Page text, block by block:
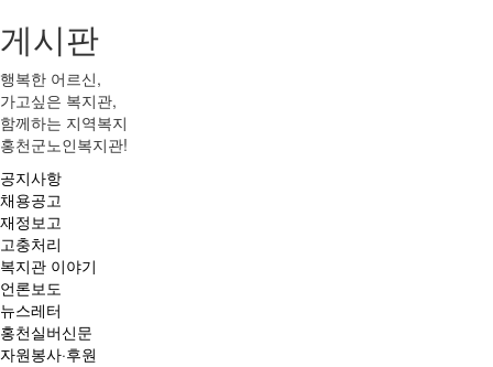
게시판
행복한 어르신,
가고싶은 복지관,
함께하는 지역복지
홍천군노인복지관!
공지사항
채용공고
재정보고
고충처리
복지관 이야기
언론보도
뉴스레터
홍천실버신문
자원봉사·후원